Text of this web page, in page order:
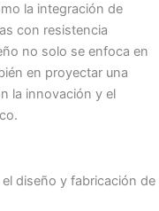
la integración de
con resistencia
no solo se enfoca en
en proyectar una
la innovación y el
diseño y fabricación de